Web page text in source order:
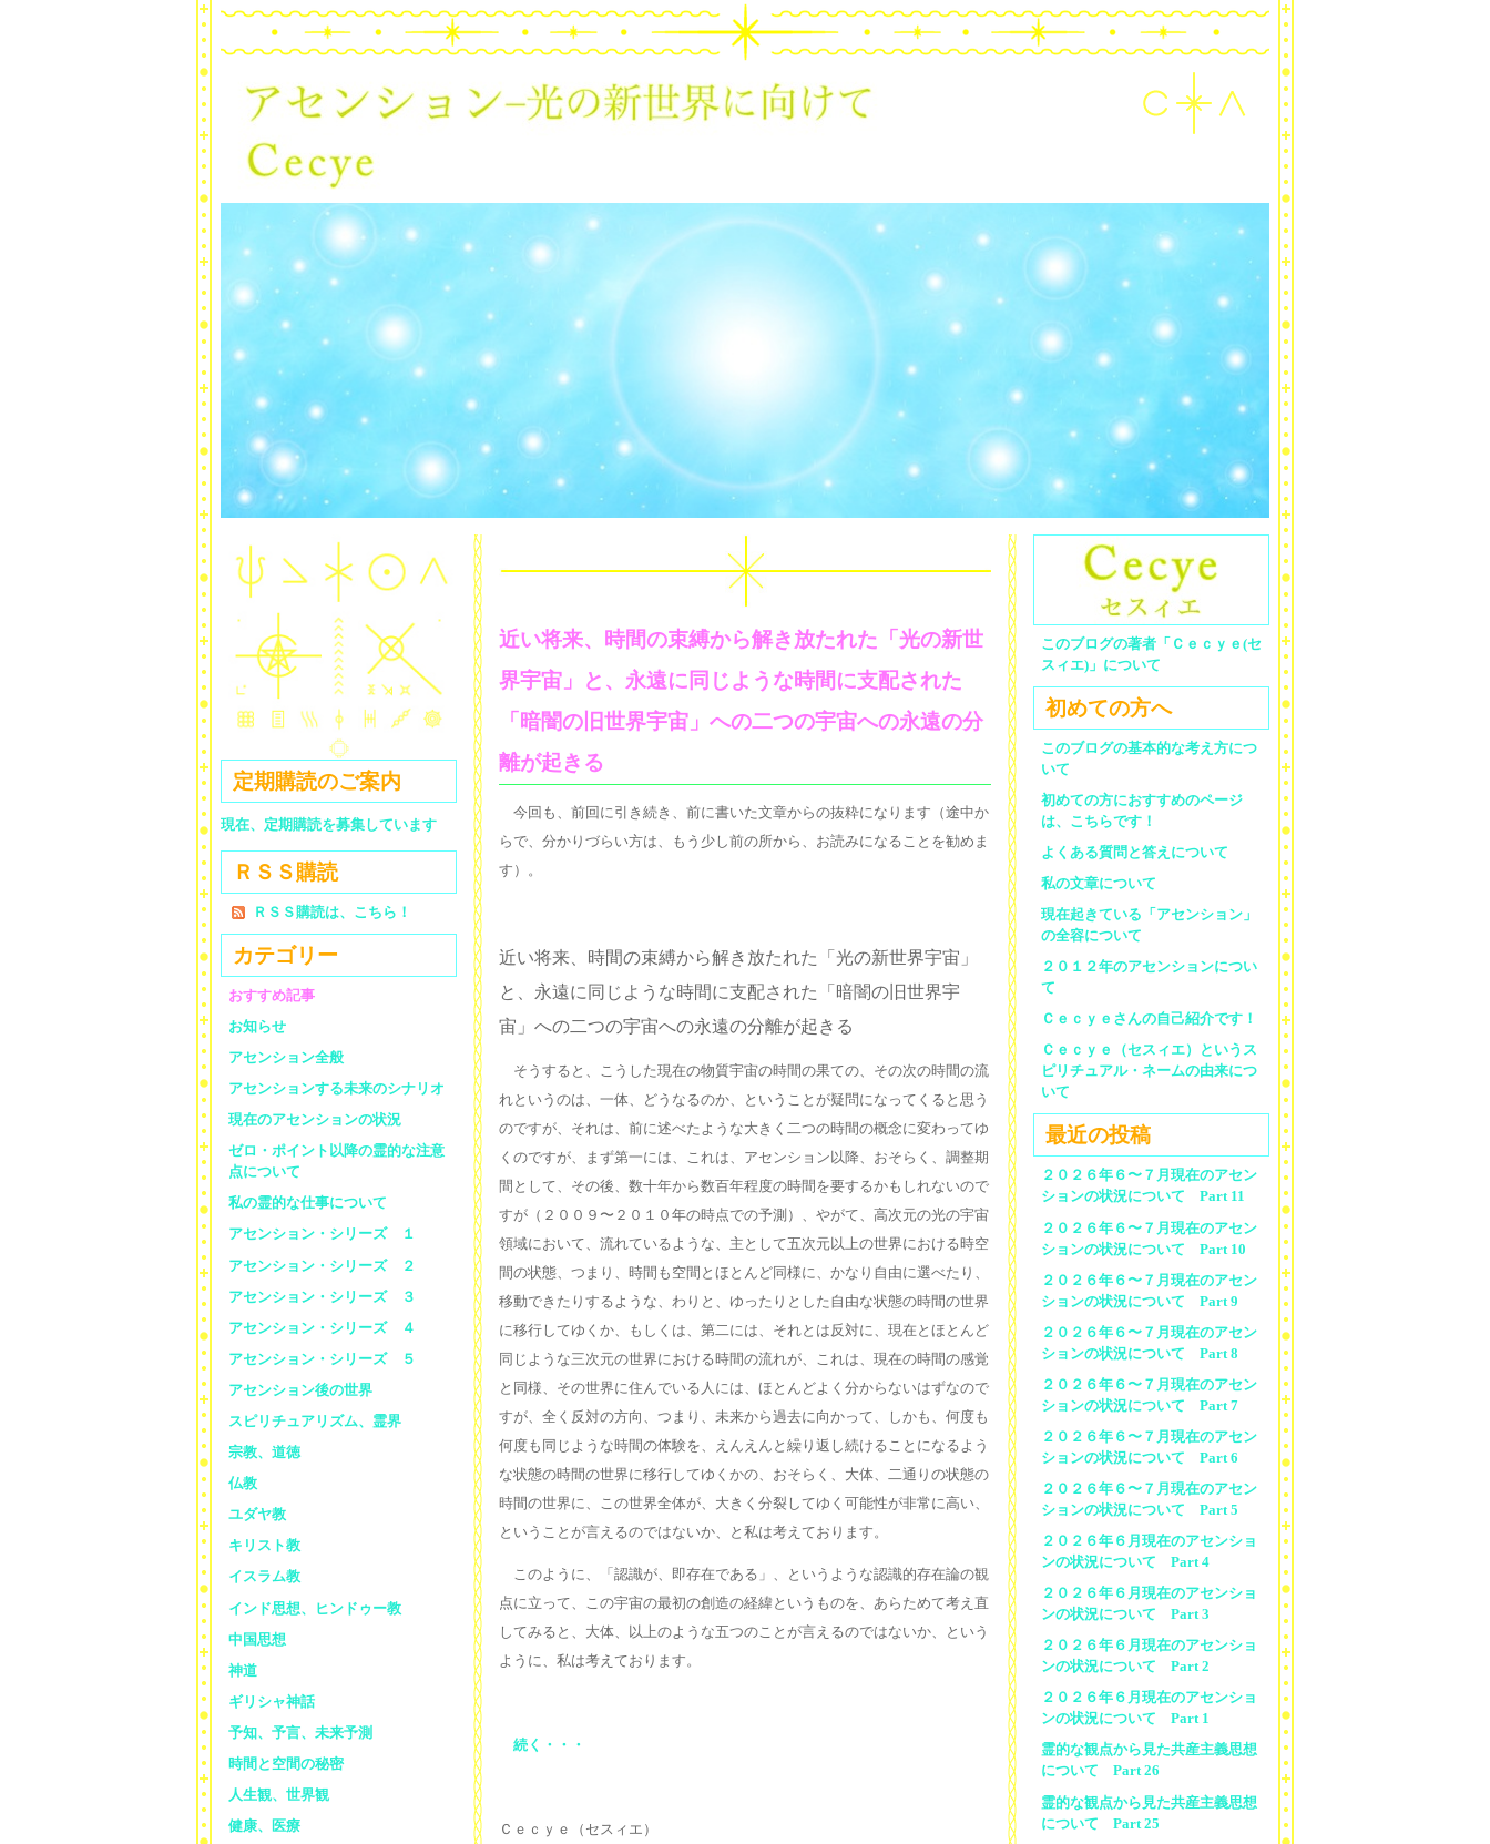
近い将来、時間の束縛から解き放たれた「光の新世
界宇宙」と、永遠に同じような時間に支配された
「暗闇の旧世界宇宙」への二つの宇宙への永遠の分
離が起きる
今回も、前回に引き続き、前に書いた文章からの抜粋になります（途中か
らで、分かりづらい方は、もう少し前の所から、お読みになることを勧めま
す）。
近い将来、時間の束縛から解き放たれた「光の新世界宇宙」
と、永遠に同じような時間に支配された「暗闇の旧世界宇
宙」への二つの宇宙への永遠の分離が起きる
そうすると、こうした現在の物質宇宙の時間の果ての、その次の時間の流
れというのは、一体、どうなるのか、ということが疑問になってくると思う
のですが、それは、前に述べたような大きく二つの時間の概念に変わってゆ
くのですが、まず第一には、これは、アセンション以降、おそらく、調整期
間として、その後、数十年から数百年程度の時間を要するかもしれないので
すが（２００９〜２０１０年の時点での予測）、やがて、高次元の光の宇宙
領域において、流れているような、主として五次元以上の世界における時空
間の状態、つまり、時間も空間とほとんど同様に、かなり自由に選べたり、
移動できたりするような、わりと、ゆったりとした自由な状態の時間の世界
に移行してゆくか、もしくは、第二には、それとは反対に、現在とほとんど
同じような三次元の世界における時間の流れが、これは、現在の時間の感覚
と同様、その世界に住んでいる人には、ほとんどよく分からないはずなので
すが、全く反対の方向、つまり、未来から過去に向かって、しかも、何度も
何度も同じような時間の体験を、えんえんと繰り返し続けることになるよう
な状態の時間の世界に移行してゆくかの、おそらく、大体、二通りの状態の
時間の世界に、この世界全体が、大きく分裂してゆく可能性が非常に高い、
ということが言えるのではないか、と私は考えております。
このように、「認識が、即存在である」、というような認識的存在論の観
点に立って、この宇宙の最初の創造の経緯というものを、あらためて考え直
してみると、大体、以上のような五つのことが言えるのではないか、という
ように、私は考えております。
続く・・・
Ｃｅｃｙｅ（セスィエ）
このブログの著者「Ｃｅｃｙｅ(セ
スィエ)」について
初めての方へ
このブログの基本的な考え方につ
いて
初めての方におすすめのページ
は、こちらです！
よくある質問と答えについて
私の文章について
現在起きている「アセンション」
の全容について
２０１２年のアセンションについ
て
Ｃｅｃｙｅさんの自己紹介です！
Ｃｅｃｙｅ（セスィエ）というス
ピリチュアル・ネームの由来につ
いて
最近の投稿
２０２６年６〜７月現在のアセン
ションの状況について Part 11
２０２６年６〜７月現在のアセン
ションの状況について Part 10
２０２６年６〜７月現在のアセン
ションの状況について Part 9
２０２６年６〜７月現在のアセン
ションの状況について Part 8
２０２６年６〜７月現在のアセン
ションの状況について Part 7
２０２６年６〜７月現在のアセン
ションの状況について Part 6
２０２６年６〜７月現在のアセン
ションの状況について Part 5
２０２６年６月現在のアセンショ
ンの状況について Part 4
２０２６年６月現在のアセンショ
ンの状況について Part 3
２０２６年６月現在のアセンショ
ンの状況について Part 2
２０２６年６月現在のアセンショ
ンの状況について Part 1
霊的な観点から見た共産主義思想
について Part 26
霊的な観点から見た共産主義思想
について Part 25
定期購読のご案内
現在、定期購読を募集しています
ＲＳＳ購読
ＲＳＳ購読は、こちら！
カテゴリー
おすすめ記事
お知らせ
アセンション全般
アセンションする未来のシナリオ
現在のアセンションの状況
ゼロ・ポイント以降の霊的な注意
点について
私の霊的な仕事について
アセンション・シリーズ １
アセンション・シリーズ ２
アセンション・シリーズ ３
アセンション・シリーズ ４
アセンション・シリーズ ５
アセンション後の世界
スピリチュアリズム、霊界
宗教、道徳
仏教
ユダヤ教
キリスト教
イスラム教
インド思想、ヒンドゥー教
中国思想
神道
ギリシャ神話
予知、予言、未来予測
時間と空間の秘密
人生観、世界観
健康、医療